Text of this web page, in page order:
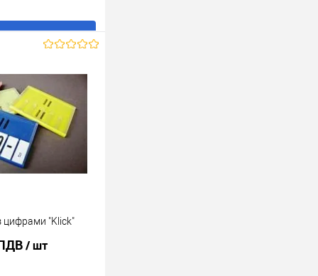
порівняння
В наявності
цифрами "Klick"
/ шт